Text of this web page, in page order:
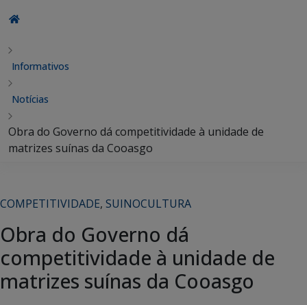
Informativos
Notícias
Obra do Governo dá competitividade à unidade de
matrizes suínas da Cooasgo
COMPETITIVIDADE, SUINOCULTURA
Obra do Governo dá
competitividade à unidade de
matrizes suínas da Cooasgo